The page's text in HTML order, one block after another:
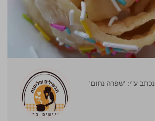
נכתב ע"י: 'שפרה נחום'